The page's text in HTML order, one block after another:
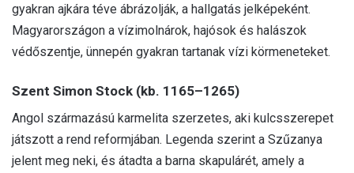
gyakran ajkára téve ábrázolják, a hallgatás jelképeként.
Magyarországon a vízimolnárok, hajósok és halászok
védőszentje, ünnepén gyakran tartanak vízi körmeneteket.
Szent Simon Stock (kb. 1165–1265)
Angol származású karmelita szerzetes, aki kulcsszerepet
játszott a rend reformjában. Legenda szerint a Szűzanya
jelent meg neki, és átadta a barna skapulárét, amely a